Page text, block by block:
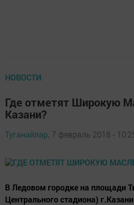
НОВОСТИ
Где отметят Широкую
Казани?
Туганайлар, 7 февраль 2018 -
В Ледовом городке на площади
Центрального стадиона)